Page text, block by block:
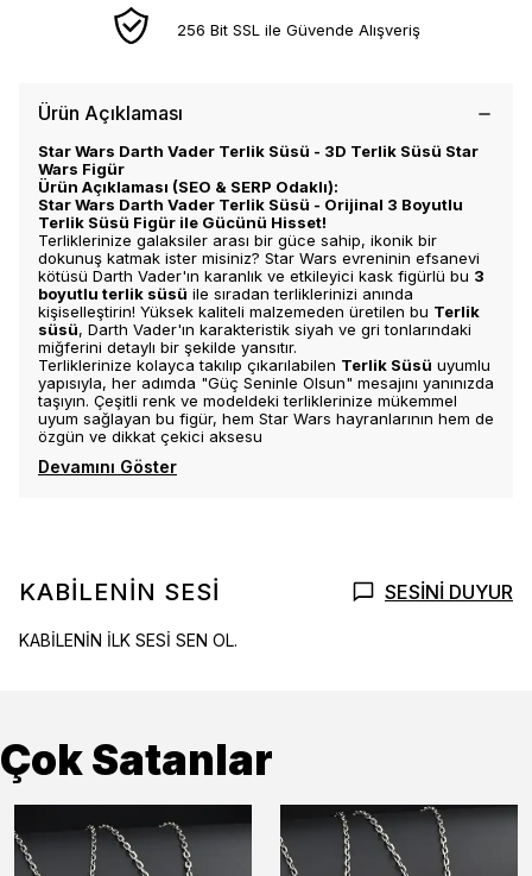
256 Bit SSL ile Güvende Alışveriş
Ürün Açıklaması
Star Wars Darth Vader Terlik Süsü - 3D Terlik Süsü Star
Wars Figür
Ürün Açıklaması (SEO & SERP Odaklı):
Star Wars Darth Vader Terlik Süsü - Orijinal 3 Boyutlu
Terlik Süsü Figür ile Gücünü Hisset!
Terliklerinize galaksiler arası bir güce sahip, ikonik bir
dokunuş katmak ister misiniz? Star Wars evreninin efsanevi
kötüsü Darth Vader'ın karanlık ve etkileyici kask figürlü bu 3
boyutlu terlik süsü ile sıradan terliklerinizi anında
kişiselleştirin! Yüksek kaliteli malzemeden üretilen bu Terlik
süsü, Darth Vader'ın karakteristik siyah ve gri tonlarındaki
miğferini detaylı bir şekilde yansıtır.
Terliklerinize kolayca takılıp çıkarılabilen Terlik Süsü uyumlu
yapısıyla, her adımda "Güç Seninle Olsun" mesajını yanınızda
taşıyın. Çeşitli renk ve modeldeki terliklerinize mükemmel
uyum sağlayan bu figür, hem Star Wars hayranlarının hem de
özgün ve dikkat çekici aksesu
Devamını Göster
KABİLENİN SESİ SESİNİ DUYUR
KABİLENİN İLK SESİ SEN OL.
Çok Satanlar